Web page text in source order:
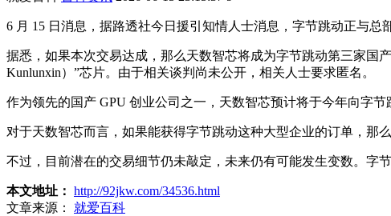
6 月 15 日消息，据路透社今日援引知情人士消息，字节跳动正与总
据悉，如果本次交易达成，那么天数智芯将成为字节跳动第三家国
Kunlunxin）”芯片。由于相关谈判尚未公开，相关人士要求匿名。
作为领先的国产 GPU 创业公司之一，天数智芯预计将于今年向字
对于天数智芯而言，如果能获得字节跳动这种大型企业的订单，那
不过，目前潜在的交易细节仍未敲定，未来仍有可能发生变数。字
本文地址： http://92jkw.com/34536.html
文章来源：
就爱百科